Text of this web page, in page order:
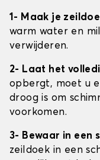
1- Maak je
warm water en
verwijderen.
2- Laat het
opbergt, moet u
droog is om
voorkomen.
3- Bewaar in een
zeildoek in een